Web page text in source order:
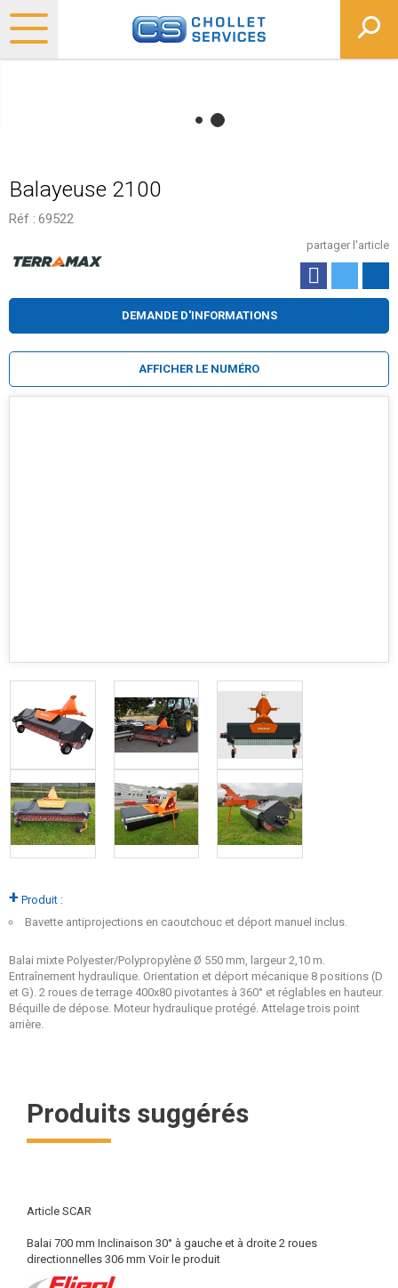
Balayeuse 2100
Réf : 69522
+ Produit :
Bavette antiprojections en caoutchouc et déport manuel inclus.
partager l'article
Balai mixte Polyester/Polypropylène Ø 550 mm, largeur 2,10 m.
Entraînement hydraulique. Orientation et déport mécanique 8 positions (D
et G). 2 roues de terrage 400x80 pivotantes à 360° et réglables en hauteur.
Béquille de dépose. Moteur hydraulique protégé. Attelage trois point
arrière.
DEMANDE D'INFORMATIONS
AFFICHER LE NUMÉRO
Produits suggérés
Article SCAR
Balai 700 mm Inclinaison 30° à gauche et à droite 2 roues
directionnelles 306 mm Voir le produit